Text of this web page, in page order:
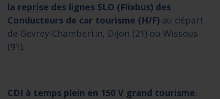
la reprise des lignes SLO (Flixbus) des
Conducteurs de car tourisme (H/F) au départ
de Gevrey-Chambertin, Dijon (21) ou Wissous
(91).
CDI à temps plein en 150 V grand tourisme.